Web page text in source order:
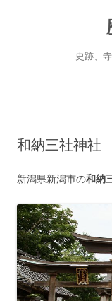
史跡、
和納三社神社
新潟県新潟市の和納